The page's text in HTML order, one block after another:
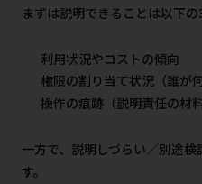
まずは説明できることは以下の
利用状況やコストの傾向
権限の割り当て状況（誰が
操作の痕跡（説明責任の材料
一方で、説明しづらい／別途
す。